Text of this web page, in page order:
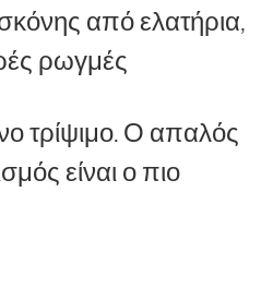
από ελατήρια,
ρωγμές
τρίψιμο. Ο απαλός
είναι ο πιο